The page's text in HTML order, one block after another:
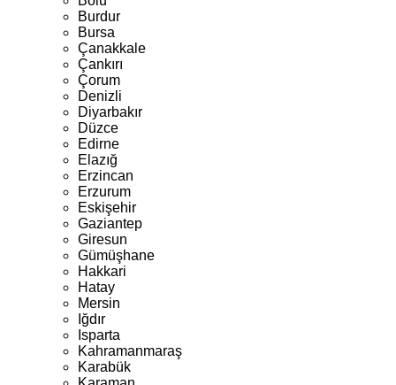
Burdur
Bursa
Çanakkale
Çankırı
Çorum
Denizli
Diyarbakır
Düzce
Edirne
Elazığ
Erzincan
Erzurum
Eskişehir
Gaziantep
Giresun
Gümüşhane
Hakkari
Hatay
Mersin
Iğdır
Isparta
Kahramanmaraş
Karabük